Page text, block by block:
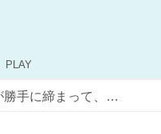
PLAY
両わきが勝手に締まって、体を使ったスウィングに! 手打ちが消える「ボール挟み」ドリルをやってみよう【一生使えるスウィングのための基礎練習#8】